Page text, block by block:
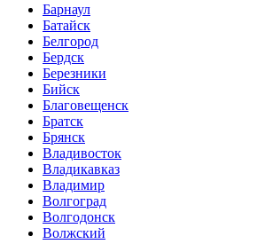
Барнаул
Батайск
Белгород
Бердск
Березники
Бийск
Благовещенск
Братск
Брянск
Владивосток
Владикавказ
Владимир
Волгоград
Волгодонск
Волжский